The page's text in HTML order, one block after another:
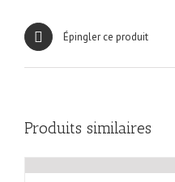
Épingler ce produit
Produits similaires